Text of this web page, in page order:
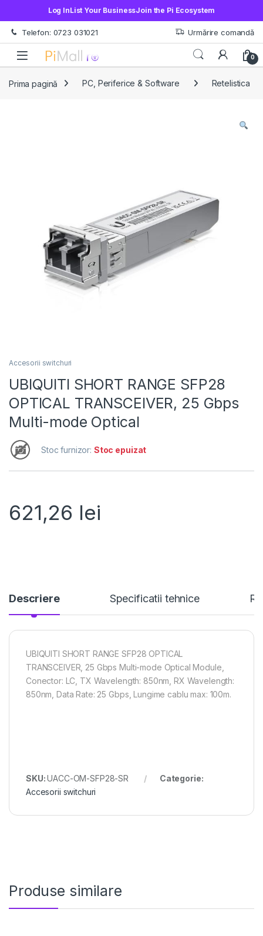
Log InList Your BusinessJoin the Pi Ecosystem
Treci la navigare
Sări la conținut
Telefon: 0723 031021 Urmărire comandă
Open 0
Prima pagină PC, Periferice & Software Retelistica
Accesorii switchuri
UBIQUITI SHORT RANGE SFP28
OPTICAL TRANSCEIVER, 25 Gbps
Multi-mode Optical
Stoc furnizor: Stoc epuizat
621,26 lei
Descriere Specificatii tehnice
UBIQUITI SHORT RANGE SFP28 OPTICAL
TRANSCEIVER, 25 Gbps Multi-mode Optical Module,
Conector: LC, TX Wavelength: 850nm, RX Wavelength:
850nm, Data Rate: 25 Gbps, Lungime cablu max: 100m.
SKU:UACC-OM-SFP28-SR
Categorie:
Accesorii switchuri
Produse similare